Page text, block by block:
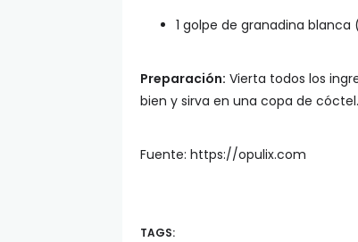
1 golpe de granadina blanca
Preparación: Vierta todos los
bien y sirva en una copa de
Fuente: https://opulix.com
TAGS: